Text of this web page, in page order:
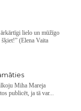
lielo un mūžīgo
(Elena Vaita
Miha Mareja
publicēt, ja tā var...